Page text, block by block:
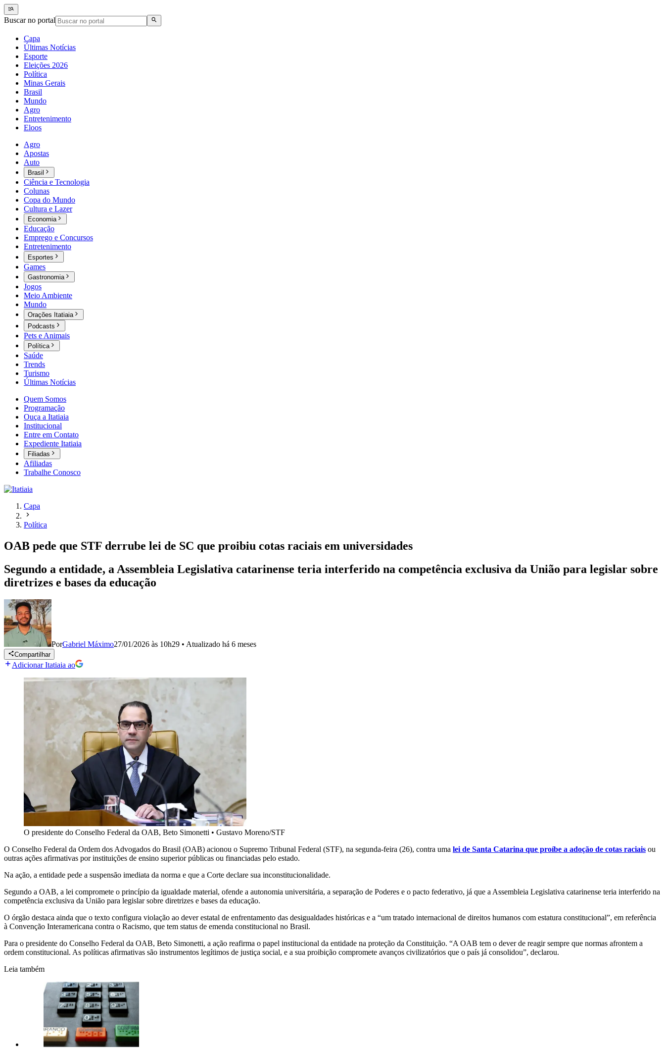
Buscar no portal
Capa
Últimas Notícias
Esporte
Eleições 2026
Política
Minas Gerais
Brasil
Mundo
Agro
Entretenimento
Eloos
Agro
Apostas
Auto
Brasil
Ciência e Tecnologia
Colunas
Copa do Mundo
Cultura e Lazer
Economia
Educação
Emprego e Concursos
Entretenimento
Esportes
Games
Gastronomia
Jogos
Meio Ambiente
Mundo
Orações Itatiaia
Podcasts
Pets e Animais
Política
Saúde
Trends
Turismo
Últimas Notícias
Quem Somos
Programação
Ouça a Itatiaia
Institucional
Entre em Contato
Expediente Itatiaia
Filiadas
Afiliadas
Trabalhe Conosco
Capa
Política
OAB pede que STF derrube lei de SC que proibiu cotas raciais em universidades
Segundo a entidade, a Assembleia Legislativa catarinense teria interferido na competência exclusiva da União para legislar sobre
diretrizes e bases da educação
PorGabriel Máximo27/01/2026 às 10h29 • Atualizado há 6 meses
Compartilhar
Adicionar Itatiaia ao
O presidente do Conselho Federal da OAB, Beto Simonetti • Gustavo Moreno/STF
O Conselho Federal da Ordem dos Advogados do Brasil (OAB) acionou o Supremo Tribunal Federal (STF), na segunda-feira (26), contra uma lei de Santa Catarina que proíbe a adoção de cotas raciais ou
outras ações afirmativas por instituições de ensino superior públicas ou financiadas pelo estado.
Na ação, a entidade pede a suspensão imediata da norma e que a Corte declare sua inconstitucionalidade.
Segundo a OAB, a lei compromete o princípio da igualdade material, ofende a autonomia universitária, a separação de Poderes e o pacto federativo, já que a Assembleia Legislativa catarinense teria interferido na
competência exclusiva da União para legislar sobre diretrizes e bases da educação.
O órgão destaca ainda que o texto configura violação ao dever estatal de enfrentamento das desigualdades históricas e a “um tratado internacional de direitos humanos com estatura constitucional”, em referência
à Convenção Interamericana contra o Racismo, que tem status de emenda constitucional no Brasil.
Para o presidente do Conselho Federal da OAB, Beto Simonetti, a ação reafirma o papel institucional da entidade na proteção da Constituição. “A OAB tem o dever de reagir sempre que normas afrontem a
ordem constitucional. As políticas afirmativas são instrumentos legítimos de justiça social, e a sua proibição compromete avanços civilizatórios que o país já consolidou”, declarou.
Leia também